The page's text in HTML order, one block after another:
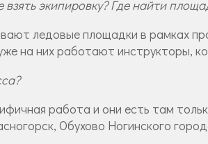
экипировку? Где найти
ледовые площадки в рамках
на них работают инструкторы,
работа и они есть там
Обухово Ногинского